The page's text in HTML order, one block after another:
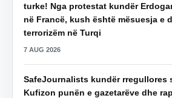
turke! Nga protestat kundër
në Francë, kush është mësuesja e
terrorizëm në Turqi
7 AUG 2026
SafeJournalists kundër rregullores
Kufizon punën e gazetarëve dhe